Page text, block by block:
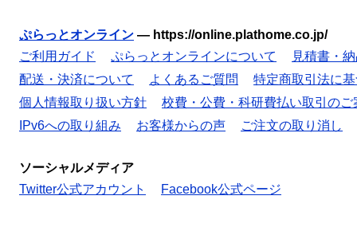
ぷらっとオンライン — https://online.plathome.co.jp/
ご利用ガイド
ぷらっとオンラインについて
見積書・
配送・決済について
よくあるご質問
特定商取引法に
個人情報取り扱い方針
校費・公費・科研費払い取引のご
IPv6への取り組み
お客様からの声 ご注文の取り消し
ソーシャルメディア
Twitter公式アカウント
Facebook公式ページ